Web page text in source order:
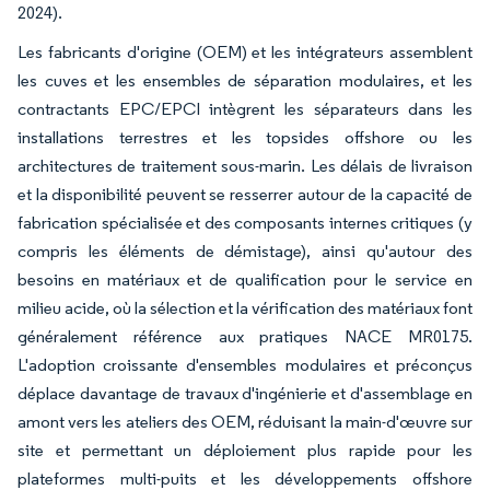
2024).
Les fabricants d'origine (OEM) et les intégrateurs assemblent
les cuves et les ensembles de séparation modulaires, et les
contractants EPC/EPCI intègrent les séparateurs dans les
installations terrestres et les topsides offshore ou les
architectures de traitement sous-marin. Les délais de livraison
et la disponibilité peuvent se resserrer autour de la capacité de
fabrication spécialisée et des composants internes critiques (y
compris les éléments de démistage), ainsi qu'autour des
besoins en matériaux et de qualification pour le service en
milieu acide, où la sélection et la vérification des matériaux font
généralement référence aux pratiques NACE MR0175.
L'adoption croissante d'ensembles modulaires et préconçus
déplace davantage de travaux d'ingénierie et d'assemblage en
amont vers les ateliers des OEM, réduisant la main-d'œuvre sur
site et permettant un déploiement plus rapide pour les
plateformes multi-puits et les développements offshore